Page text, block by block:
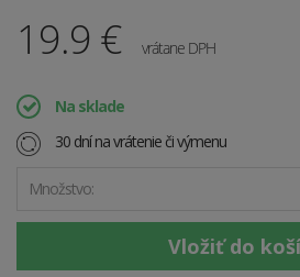
19.9 € vrátane DPH
Na sklade
30 dní na vrátenie či výmenu
Množstvo: